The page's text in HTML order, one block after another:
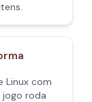
Linux com
jogo roda